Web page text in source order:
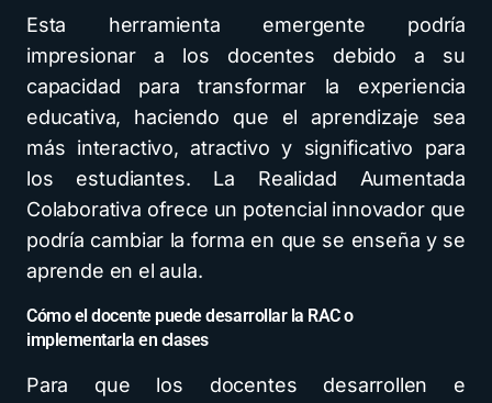
Esta herramienta emergente podría
impresionar a los docentes debido a su
capacidad para transformar la experiencia
educativa, haciendo que el aprendizaje sea
más interactivo, atractivo y significativo para
los estudiantes. La Realidad Aumentada
Colaborativa ofrece un potencial innovador que
podría cambiar la forma en que se enseña y se
aprende en el aula.
Cómo el docente puede desarrollar la RAC o
implementarla en clases
Para que los docentes desarrollen e